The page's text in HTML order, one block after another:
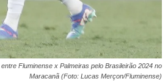
Fluminense x Palmeiras pelo Brasileirão 2024 no
Maracanã (Foto: Lucas Merçon/Fluminense)